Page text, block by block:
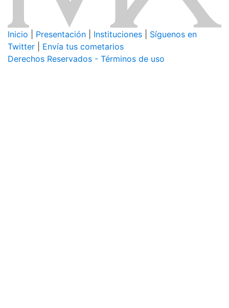
Inicio Presentación Instituciones
Síguenos en
Twitter
Envía tus cometarios
Derechos Reservados - Términos de uso